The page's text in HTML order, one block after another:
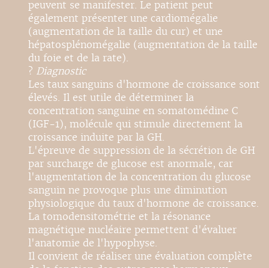
peuvent se manifester. Le patient peut
également présenter une cardiomégalie
(augmentation de la taille du cur) et une
hépatosplénomégalie (augmentation de la taille
du foie et de la rate).
? Diagnostic
Les taux sanguins d'hormone de croissance sont
élevés. Il est utile de déterminer la
concentration sanguine en somatomédine C
(IGF-1), molécule qui stimule directement la
croissance induite par la GH.
L'épreuve de suppression de la sécrétion de GH
par surcharge de glucose est anormale, car
l'augmentation de la concentration du glucose
sanguin ne provoque plus une diminution
physiologique du taux d'hormone de croissance.
La tomodensitométrie et la résonance
magnétique nucléaire permettent d'évaluer
l'anatomie de l'hypophyse.
Il convient de réaliser une évaluation complète